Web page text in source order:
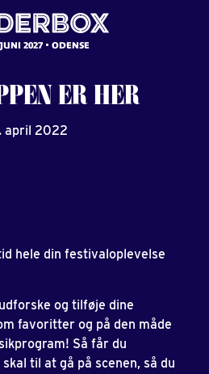
2027 ODENSE
ERHER
april 2022
hele din festivaloplevelse
og tilføje dine
favoritter og på den måde
Så får du
til at gå på scenen, så du